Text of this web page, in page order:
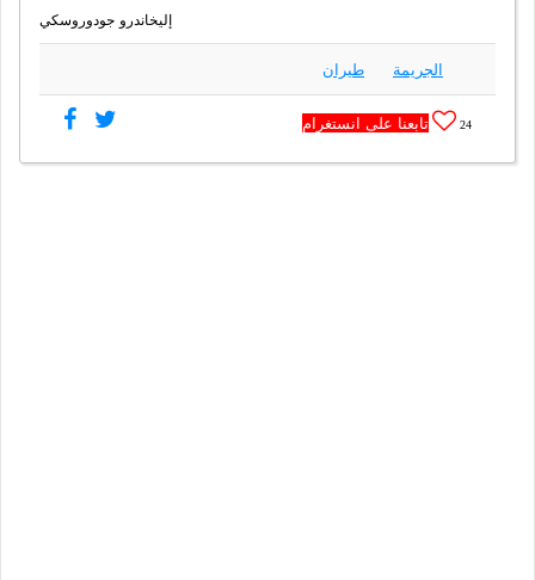
إليخاندرو جودوروسكي
الجريمة طيران
24 تابعنا على انستغرام